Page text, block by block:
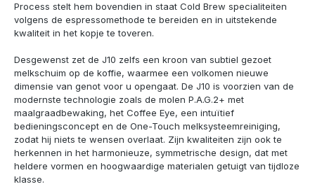
Process stelt hem bovendien in staat Cold Brew specialiteiten
volgens de espressomethode te bereiden en in uitstekende
kwaliteit in het kopje te toveren.
Desgewenst zet de J10 zelfs een kroon van subtiel gezoet
melkschuim op de koffie, waarmee een volkomen nieuwe
dimensie van genot voor u opengaat. De J10 is voorzien van de
modernste technologie zoals de molen P.A.G.2+ met
maalgraadbewaking, het Coffee Eye, een intuïtief
bedieningsconcept en de One-Touch melksysteemreiniging,
zodat hij niets te wensen overlaat. Zijn kwaliteiten zijn ook te
herkennen in het harmonieuze, symmetrische design, dat met
heldere vormen en hoogwaardige materialen getuigt van tijdloze
klasse.